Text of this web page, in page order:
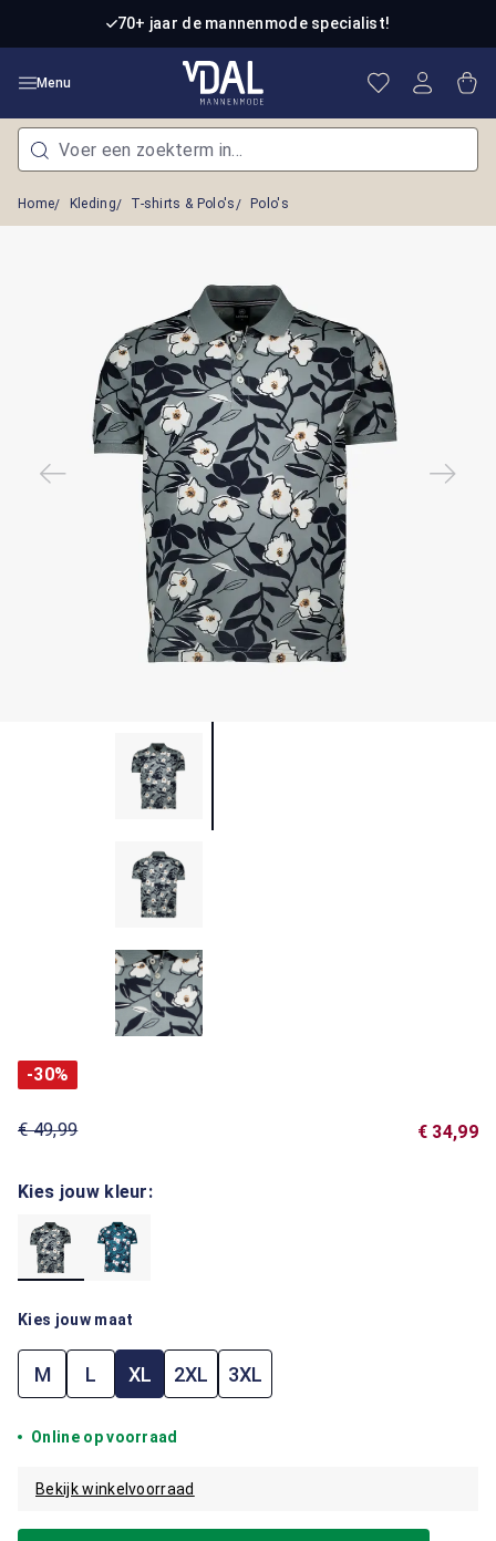
Ga naar de hoofdinhoud70+ jaar de mannenmode specialist!
Menu Je hebt 0
Home Kleding T-shirts & Polo's Polo's
-30%
€ 49,99 € 34,99
Kies jouw kleur:
Kies jouw maat
M L XL 2XL 3XL
Online op voorraad
Bekijk winkelvoorraad